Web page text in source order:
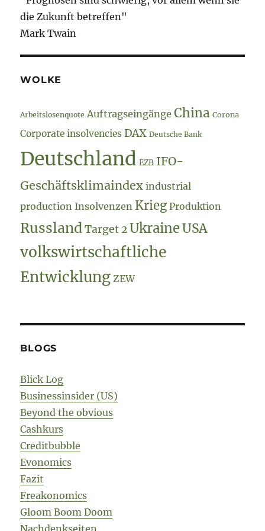
die Zukunft betreffen"
Mark Twain
WOLKE
Arbeitslosenquote Auftragseingänge China Corona
Corporate insolvencies DAX Deutsche Bank
Deutschland EZB IFO-
Geschäftsklimaindex industrial
production Insolvenzen Krieg Produktion
Russland Target 2 Ukraine USA
volkswirtschaftliche
Entwicklung ZEW
BLOGS
Blick Log
Businessinsider (US)
Beyond the obvious
Cashkurs
Creditbubble
Evonomics
Fazit
Freakonomics
Gloom Boom Doom
Nachdenkseiten